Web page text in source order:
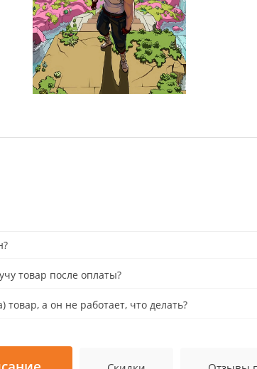
товар после оплаты?
товар, а он не работает, что делать?